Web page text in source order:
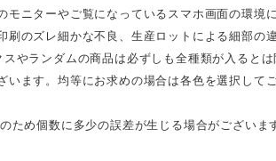
モニターやご覧になっているスマホ画面の環
刷のズレ細かな不良、生産ロットによる細部の
スやランダムの商品は必ずしも全種類が入ると
います。均等にお求めの場合は各色を選択して
ため個数に多少の誤差が生じる場合がございま